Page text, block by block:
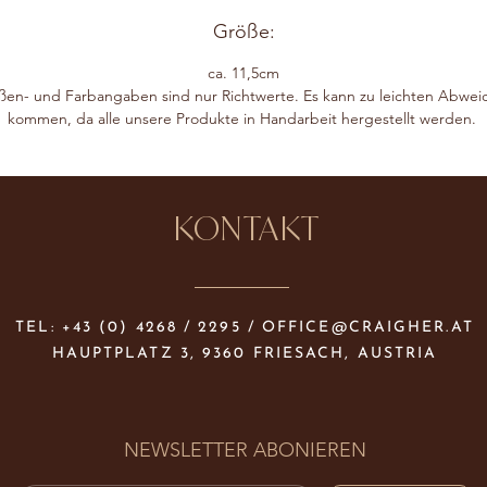
Größe:
ca. 11,5cm
und Farbangaben sind nur Richtwerte. Es kann zu leichten
kommen, da alle unsere Produkte in Handarbeit hergestellt werden.
KONTAKT
TEL: +43 (0) 4268 / 2295 / OFFICE@CRAIGHER.AT
HAUPTPLATZ 3, 9360 FRIESACH, AUSTRIA
NEWSLETTER ABONIEREN